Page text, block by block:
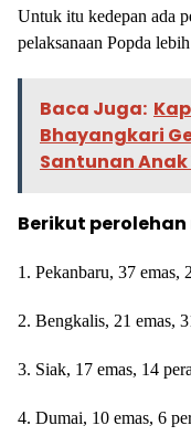
Untuk itu kedepan ada
pelaksanaan Popda
Baca Juga:
Bhayangkari
Santunan
Berikut perolehan
1. Pekanbaru, 37 emas,
2. Bengkalis, 21 emas,
3. Siak, 17 emas, 14
4. Dumai, 10 emas, 6